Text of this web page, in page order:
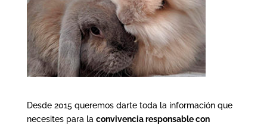
Desde 2015 queremos darte toda la información que
necesites para la convivencia responsable con